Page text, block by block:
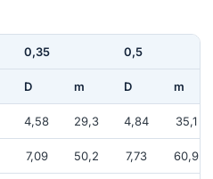
0,35 0,5
D m D m
4,58 29,3 4,84 35,1
7,09 50,2 7,73 60,9